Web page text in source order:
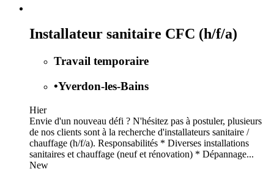
Installateur sanitaire CFC (h/f/a)
Travail temporaire
•Yverdon-les-Bains
Hier
Envie d'un nouveau défi ? N'hésitez pas à postuler, plusieurs
de nos clients sont à la recherche d'installateurs sanitaire /
chauffage (h/f/a). Responsabilités * Diverses installations
sanitaires et chauffage (neuf et rénovation) * Dépannage...
New